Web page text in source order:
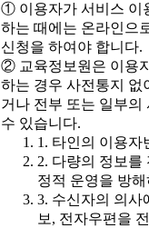
① 이용자가 서비스 이
하는 때에는 온라인으
신청을 하여야 합니다.
② 교육정보원은 이용
하는 경우 사전통지 없
거나 전부 또는 일부의
수 있습니다.
1. 타인의 이용자
2. 다량의 정보를
정적 운영을 방
3. 수신자의 의사
보, 전자우편을